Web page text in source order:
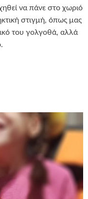
να πάνε στο χωριό
στιγμή, όπως μας
του γολγοθά, αλλά